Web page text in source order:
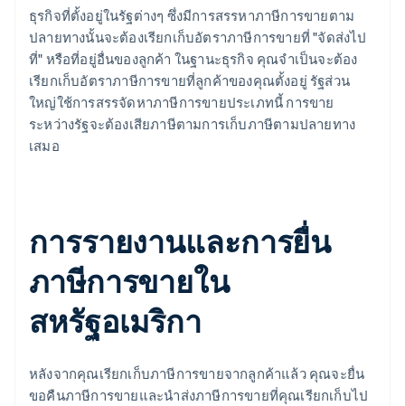
ธุรกิจที่ตั้งอยู่ในรัฐต่างๆ ซึ่งมีการสรรหาภาษีการขายตาม
ปลายทางนั้นจะต้องเรียกเก็บอัตราภาษีการขายที่ "จัดส่งไป
ที่" หรือที่อยู่อื่นของลูกค้า ในฐานะธุรกิจ คุณจําเป็นจะต้อง
เรียกเก็บอัตราภาษีการขายที่ลูกค้าของคุณตั้งอยู่ รัฐส่วน
ใหญ่ใช้การสรรจัดหาภาษีการขายประเภทนี้ การขาย
ระหว่างรัฐจะต้องเสียภาษีตามการเก็บภาษีตามปลายทาง
เสมอ
การรายงานและการยื่น
ภาษีการขายใน
สหรัฐอเมริกา
หลังจากคุณเรียกเก็บภาษีการขายจากลูกค้าแล้ว คุณจะยื่น
ขอคืนภาษีการขายและนําส่งภาษีการขายที่คุณเรียกเก็บไป